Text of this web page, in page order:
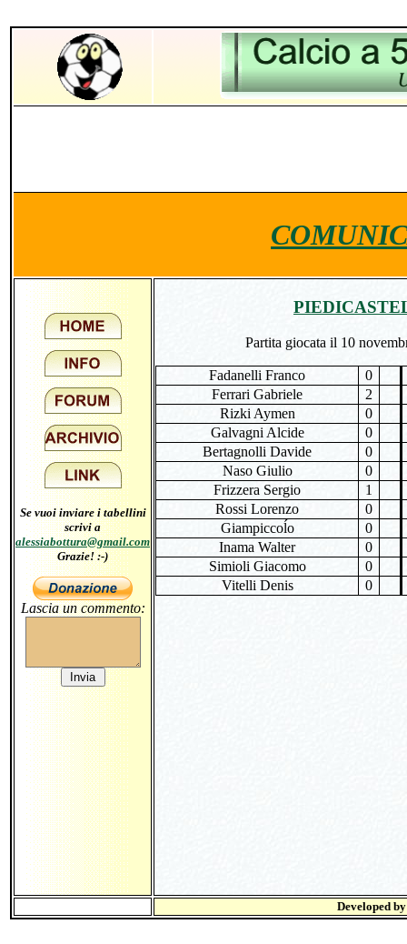
Se vuoi inviare i tabellini
scrivi a
alessiabottura@gmail.com
Grazie! :-)
Lascia un commento:
Partita giocata il 10
Fadanelli Franco
0
Ferrari Gabriele
2
Rizki Aymen
0
Galvagni Alcide
0
Bertagnolli Davide
0
Naso Giulio
0
Frizzera Sergio
1
Rossi Lorenzo
0
Giampiccoĺo
0
Inama Walter
0
Simioli Giacomo
0
Vitelli Denis
0
Developed